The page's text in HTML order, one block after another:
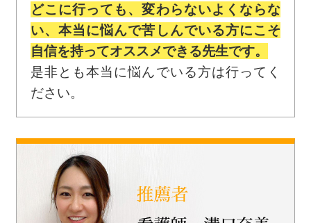
どこに行っても、変わらないよくならな
い、本当に悩んで苦しんでいる方にこそ
自信を持ってオススメできる先生です。
是非とも本当に悩んでいる方は行ってく
ださい。